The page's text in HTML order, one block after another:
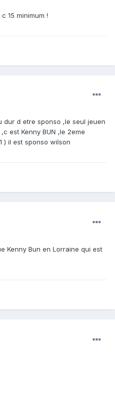
15 minimum !
dur d etre sponso ,le seul jeuen
est Kenny BUN ,le 2eme
) il est sponso wilson
Kenny Bun en Lorraine qui est